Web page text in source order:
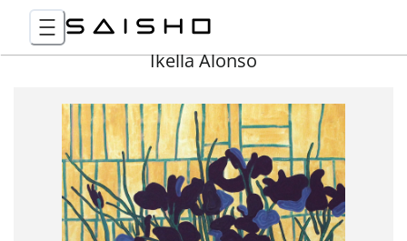
Ikella Alonso